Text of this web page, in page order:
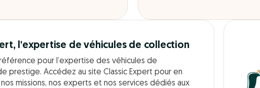
l'expertise de véhicules de collection
pour l’expertise des véhicules de
prestige. Accédez au site Classic Expert pour en
nos missions, nos experts et nos services dédiés aux